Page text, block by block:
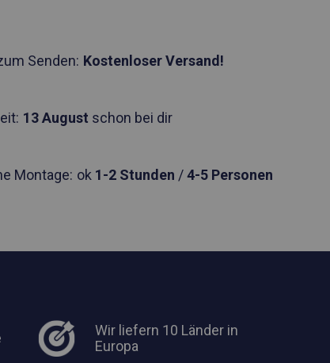
Senden: Kostenloser Versand!
13 August schon bei dir
Montage: ok 1-2 Stunden /4-5 Personen
Wir liefern 10 Länder in
Europa